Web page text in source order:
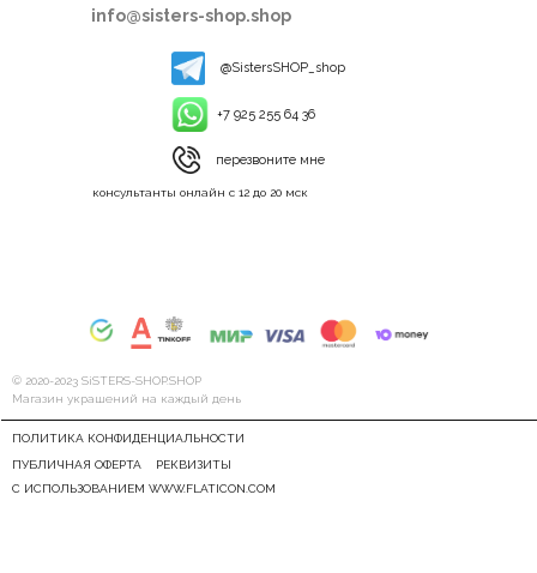
© 2020-2023 SiSTERS-SHOP.SHOP
Магазин украшений на каждый день
info@sisters-shop.shop
РЕКВИЗИТЫ
ПОЛИТИКА КОНФИДЕНЦИАЛЬНОСТИ
ПУБЛИЧНАЯ ОФЕРТА
консультанты онлайн с 12 до 20 мск
@SistersSHOP_shop
+7 925 255 64 36
перезвоните мне
С ИСПОЛЬЗОВАНИЕМ WWW.FLATICON.COM